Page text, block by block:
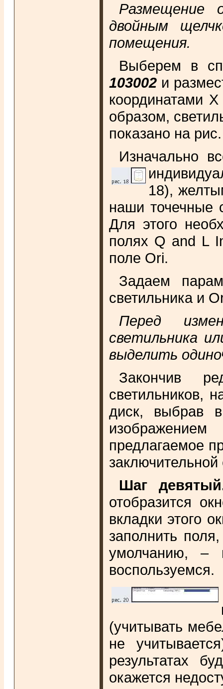
Размещение
двойным
помещения.
Выберем в
103002и
координатами
образом,
показано на
Изначально
18),
наши точечные
Для этого
полях Q and L
поле Ori.
Задаем
светильника и
Перед
светильника
выделить
Закончив
светильников,
диск, выбрав
предлагаемое
Шаг
отобразится
вкладки этого
заполнить
умолчанию, –
воспользуемся.
(учитывать
не
результатах
окажется